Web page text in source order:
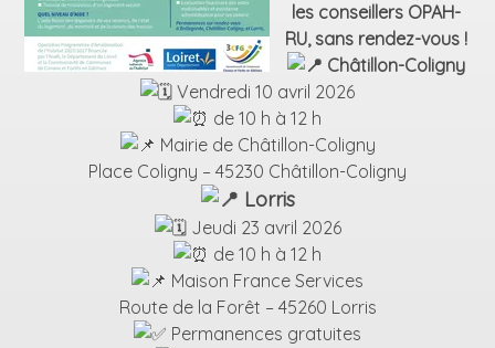
les conseillers OPAH-
RU, sans rendez-vous !
Châtillon-Coligny
Vendredi 10 avril 2026
de 10 h à 12 h
Mairie de Châtillon-Coligny
Place Coligny – 45230 Châtillon-Coligny
Lorris
Jeudi 23 avril 2026
de 10 h à 12 h
Maison France Services
Route de la Forêt – 45260 Lorris
Permanences gratuites